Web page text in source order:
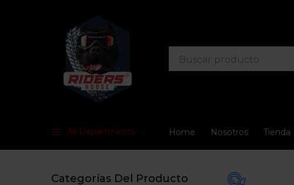
All Departments Home Nosotros Tienda
Categorías Del Producto